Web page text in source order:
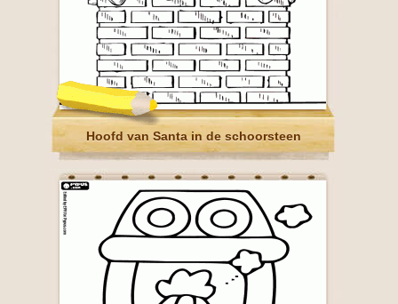
Hoofd van Santa in de schoorsteen